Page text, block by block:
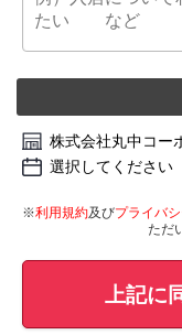
株式会社丸中コ
選択してください
※利用規約及びプライバ
ただ
上記に